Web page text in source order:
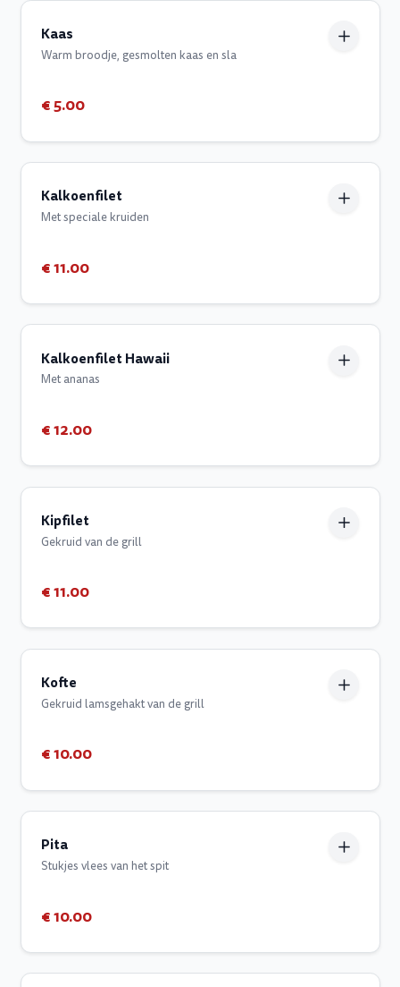
Kaas
Warm broodje, gesmolten kaas en sla
€ 5.00
Kalkoenfilet
Met speciale kruiden
€ 11.00
Kalkoenfilet Hawaii
Met ananas
€ 12.00
Kipfilet
Gekruid van de grill
€ 11.00
Kofte
Gekruid lamsgehakt van de grill
€ 10.00
Pita
Stukjes vlees van het spit
€ 10.00